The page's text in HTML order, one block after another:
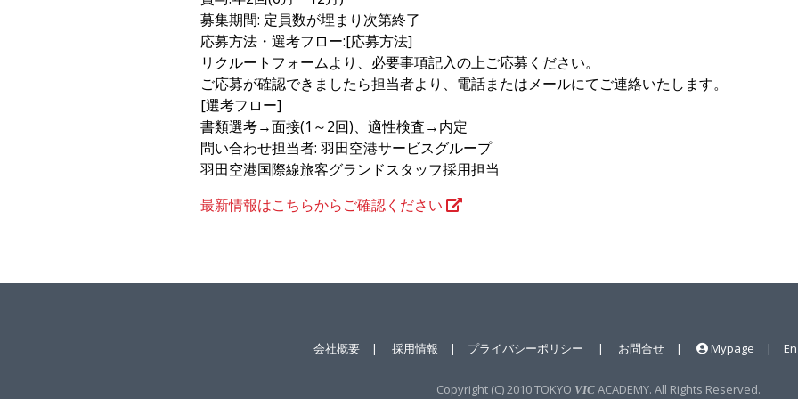
募集期間: 定員数が埋まり次第終了
応募方法・選考フロー:[応募方法]
リクルートフォームより、必要事項記入の上ご応募ください。
ご応募が確認できましたら担当者より、電話またはメールにてご連絡いたします。
[選考フロー]
書類選考→面接(1～2回)、適性検査→内定
問い合わせ担当者: 羽田空港サービスグループ
羽田空港国際線旅客グランドスタッフ採用担当
最新情報はこちらからご確認ください
会社概要 | 採用情報 | プライバシーポリシー | お問合せ | Mypage |
Copyright (C) 2010 TOKYO VIC ACADEMY. All Rights Reserved.